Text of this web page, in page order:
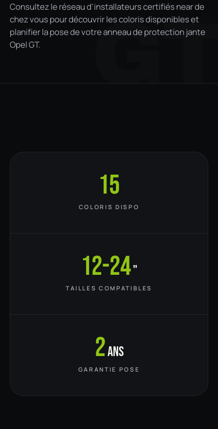
Consultez le réseau d'installateurs certifiés near de
chez vous pour découvrir les coloris disponibles et
planifier la pose de votre anneau de protection jante
Opel GT.
15
COLORIS DISPO
12-24"
TAILLES COMPATIBLES
2ans
GARANTIE POSE